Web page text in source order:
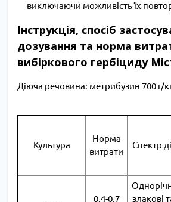
виключаючи можливість їх
Інструкція, спосіб
дозування та норма
вибіркового гербіциду
Діюча речовина: метрибузин 700 г/
Культура
Норма
витрати
Спектр
0.4-0.7
злакові